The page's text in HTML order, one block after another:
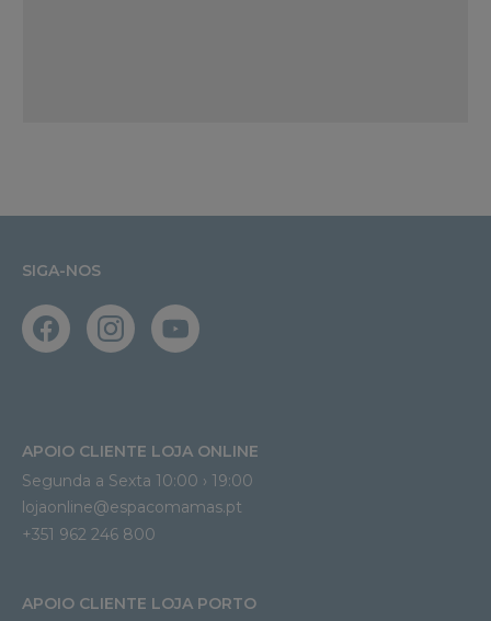
SIGA-NOS
APOIO CLIENTE LOJA ONLINE
Segunda a Sexta 10:00 › 19:00
lojaonline@espacomamas.pt
+351 962 246 800
APOIO CLIENTE LOJA PORTO